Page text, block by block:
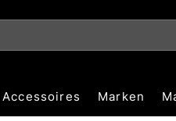
Accessoires Marken